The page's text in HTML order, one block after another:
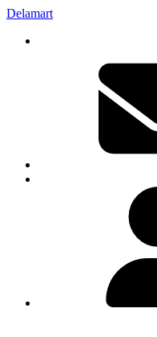
Delamart